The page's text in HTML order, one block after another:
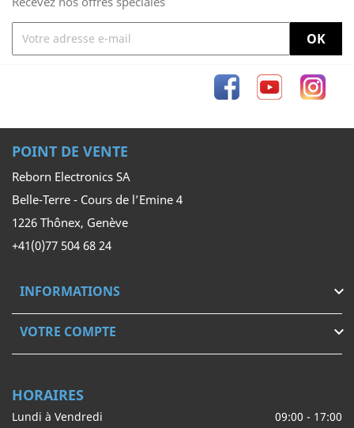
FacebookYouTube
POINT DE VENTE
Reborn Electronics SA
Belle-Terre - Cours de l’Emine 4
1226 Thônex, Genève
+41(0)77 504 68 24
INFORMATIONS 
VOTRE COMPTE 
HORAIRES
Lundi à Vendredi 09:00 - 17:00